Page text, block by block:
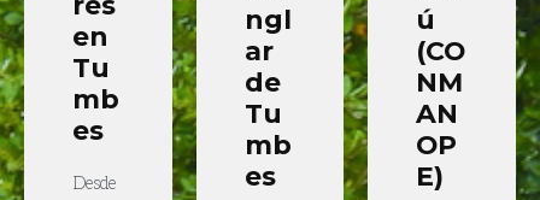
en
Tu
mb
es
Desde
ngl
ar
de
Tu
mb
es
ú
(CO
NM
AN
OP
E)